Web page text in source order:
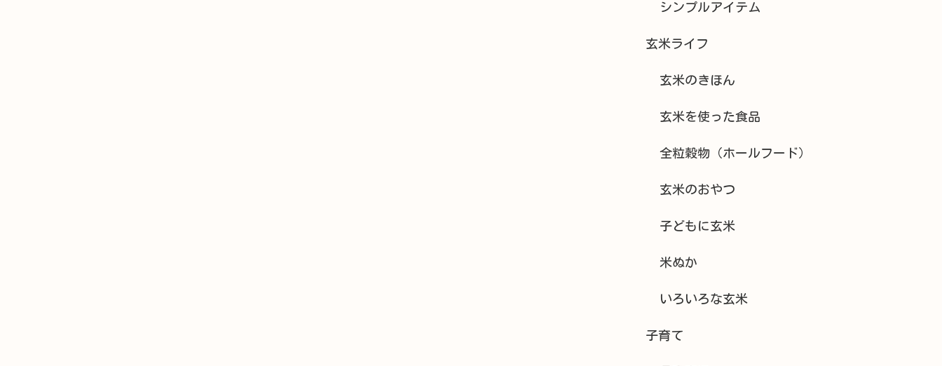
シンプルアイテム
玄米ライフ
玄米のきほん
玄米を使った食品
全粒穀物（ホールフード）
玄米のおやつ
子どもに玄米
米ぬか
いろいろな玄米
子育て